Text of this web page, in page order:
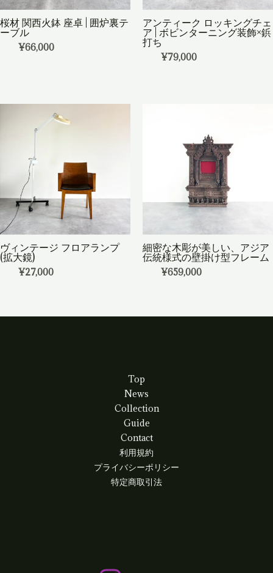
桜材 関西火鉢 座卓 | 囲炉裏テ
ーブル
¥66,000
アンティーク ロッキングチェ
ア | ボビンターニング装飾×鋲
打ち
¥79,000
ヴィンテージ フロアランプ
(拡大鏡)
¥27,000
細密な木彫が美しい、アジア
伝統様式の壁掛け型フレーム
¥659,000
Top
News
Collection
Guide
Contact
利用規約
プライバシーポリシー
特定商取引法